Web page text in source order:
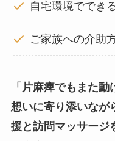
自宅環境ででき
ご家族への介助
「片麻痺でもまた
想いに寄り添いなが
援と訪問マッサージ